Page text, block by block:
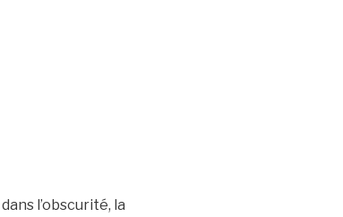
l’obscurité, la